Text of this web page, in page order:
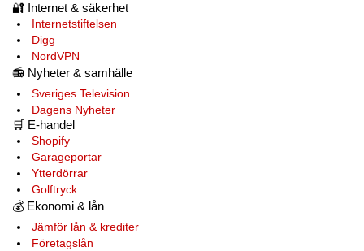
🔐 Internet & säkerhet
Internetstiftelsen
Digg
NordVPN
📻 Nyheter & samhälle
Sveriges Television
Dagens Nyheter
🛒 E-handel
Shopify
Garageportar
Ytterdörrar
Golftryck
💰 Ekonomi & lån
Jämför lån & krediter
Företagslån